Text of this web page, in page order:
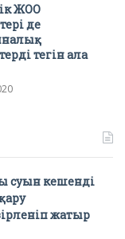
ЖОО
де
тегін ала
суын кешенді
жатыр